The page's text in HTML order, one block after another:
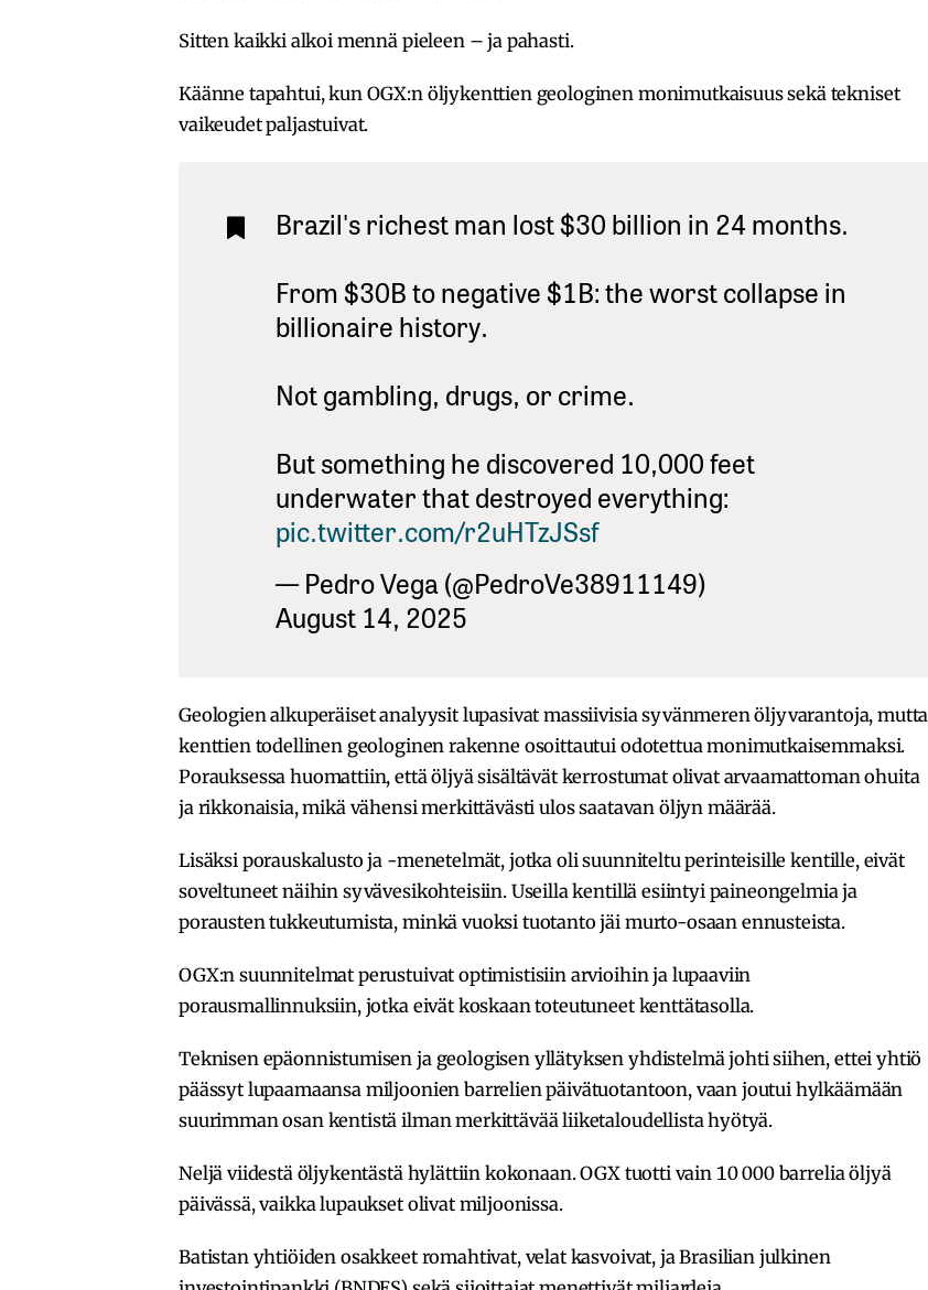
Sitten kaikki alkoi mennä pieleen – ja pahasti.
Käänne tapahtui, kun OGX:n öljykenttien geologinen monimutkaisuus sekä tekniset
vaikeudet paljastuivat.
Brazil's richest man lost $30 billion in 24 months.
From $30B to negative $1B: the worst collapse in
billionaire history.
Not gambling, drugs, or crime.
But something he discovered 10,000 feet
underwater that destroyed everything:
pic.twitter.com/r2uHTzJSsf
— Pedro Vega (@PedroVe38911149)
August 14, 2025
Geologien alkuperäiset analyysit lupasivat massiivisia syvänmeren öljyvarantoja, mutta
kenttien todellinen geologinen rakenne osoittautui odotettua monimutkaisemmaksi.
Porauksessa huomattiin, että öljyä sisältävät kerrostumat olivat arvaamattoman ohuita
ja rikkonaisia, mikä vähensi merkittävästi ulos saatavan öljyn määrää.
Lisäksi porauskalusto ja -menetelmät, jotka oli suunniteltu perinteisille kentille, eivät
soveltuneet näihin syvävesikohteisiin. Useilla kentillä esiintyi paineongelmia ja
porausten tukkeutumista, minkä vuoksi tuotanto jäi murto-osaan ennusteista.
OGX:n suunnitelmat perustuivat optimistisiin arvioihin ja lupaaviin
porausmallinnuksiin, jotka eivät koskaan toteutuneet kenttätasolla.
Teknisen epäonnistumisen ja geologisen yllätyksen yhdistelmä johti siihen, ettei yhtiö
päässyt lupaamaansa miljoonien barrelien päivätuotantoon, vaan joutui hylkäämään
suurimman osan kentistä ilman merkittävää liiketaloudellista hyötyä.
Neljä viidestä öljykentästä hylättiin kokonaan. OGX tuotti vain 10 000 barrelia öljyä
päivässä, vaikka lupaukset olivat miljoonissa.
Batistan yhtiöiden osakkeet romahtivat, velat kasvoivat, ja Brasilian julkinen